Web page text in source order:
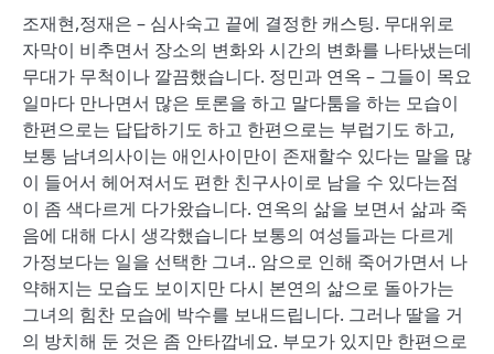
조재현,정재은 – 심사숙고 끝에 결정한 캐스팅. 무대위로
자막이 비추면서 장소의 변화와 시간의 변화를 나타냈는데
무대가 무척이나 깔끔했습니다. 정민과 연옥 – 그들이 목요
일마다 만나면서 많은 토론을 하고 말다툼을 하는 모습이
한편으로는 답답하기도 하고 한편으로는 부럽기도 하고,
보통 남녀의사이는 애인사이만이 존재할수 있다는 말을 많
이 들어서 헤어져서도 편한 친구사이로 남을 수 있다는점
이 좀 색다르게 다가왔습니다. 연옥의 삶을 보면서 삶과 죽
음에 대해 다시 생각했습니다 보통의 여성들과는 다르게
가정보다는 일을 선택한 그녀.. 암으로 인해 죽어가면서 나
약해지는 모습도 보이지만 다시 본연의 삶으로 돌아가는
그녀의 힘찬 모습에 박수를 보내드립니다. 그러나 딸을 거
의 방치해 둔 것은 좀 안타깝네요. 부모가 있지만 한편으로